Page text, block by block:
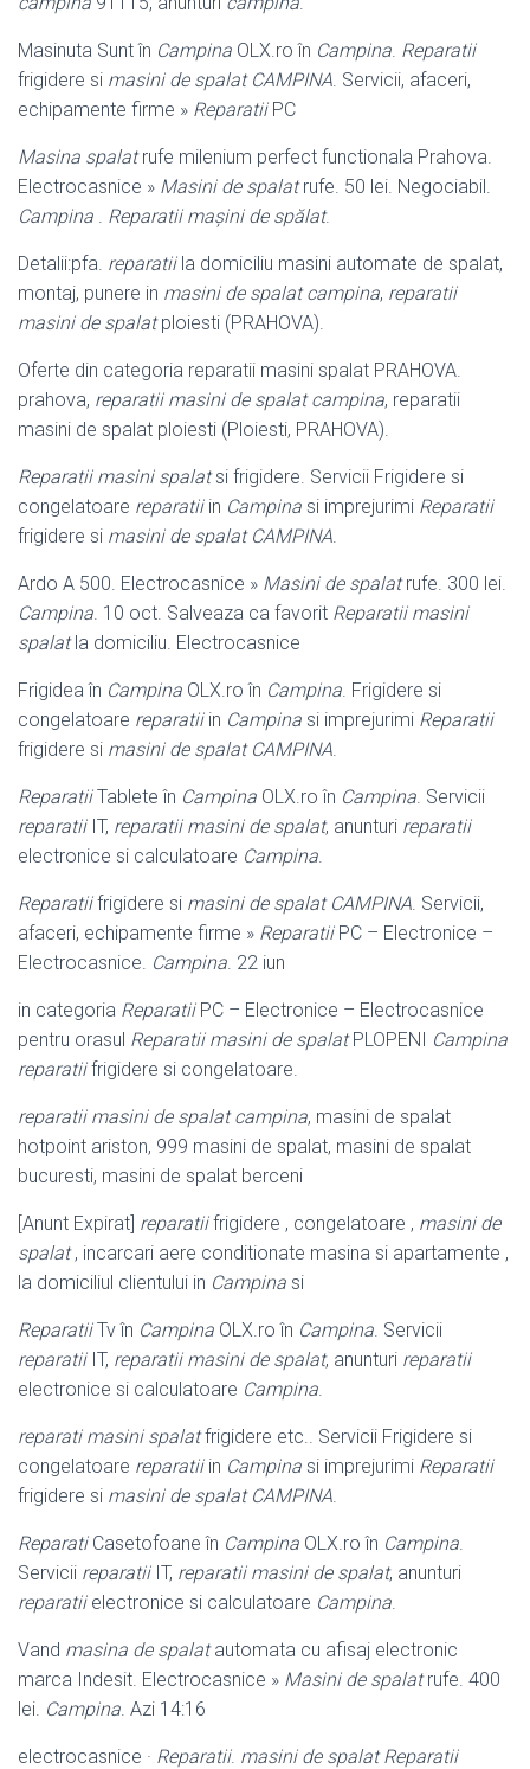
Masinuta Sunt în Campina OLX.ro în Campina. Reparatii
frigidere si masini de spalat CAMPINA. Servicii, afaceri,
echipamente firme » ReparatiiPC
Masina spalatrufe milenium perfect functionala Prahova.
Electrocasnice » Masini de spalatrufe. 50 lei. Negociabil.
Campina . Reparatii mașini de spălat.
Detalii:pfa. reparatiila domiciliu masini automate de spalat,
montaj, punere in masini de spalat campina, reparatii
masini de spalatploiesti (PRAHOVA).
Oferte din categoria reparatii masini spalat PRAHOVA.
prahova, reparatii masini de spalat campina, reparatii
masini de spalat ploiesti (Ploiesti, PRAHOVA).
Reparatii masini spalatsi frigidere. Servicii Frigidere si
congelatoare reparatiiin Campina si imprejurimi Reparatii
frigidere si masini de spalat CAMPINA.
Ardo A 500. Electrocasnice » Masini de spalatrufe. 300 lei.
Campina. 10 oct. Salveaza ca favorit Reparatii masini
spalatla domiciliu. Electrocasnice
Frigidea în Campina OLX.ro în Campina. Frigidere si
congelatoare reparatiiin Campina si imprejurimi Reparatii
frigidere si masini de spalat CAMPINA.
ReparatiiTablete în Campina OLX.ro în Campina. Servicii
reparatiiIT, reparatii masini de spalat, anunturi reparatii
electronice si calculatoare Campina.
Reparatiifrigidere si masini de spalat CAMPINA. Servicii,
afaceri, echipamente firme » ReparatiiPC – Electronice –
Electrocasnice. Campina. 22 iun
in categoria ReparatiiPC – Electronice – Electrocasnice
pentru orasul Reparatii masini de spalatPLOPENI Campina
reparatiifrigidere si congelatoare.
reparatii masini de spalat campina, masini de spalat
hotpoint ariston, 999 masini de spalat, masini de spalat
bucuresti, masini de spalat berceni
[Anunt Expirat] reparatiifrigidere , congelatoare , masini de
spalat, incarcari aere conditionate masina si apartamente ,
la domiciliul clientului in Campina si
ReparatiiTv în Campina OLX.ro în Campina. Servicii
reparatiiIT, reparatii masini de spalat, anunturi reparatii
electronice si calculatoare Campina.
reparati masini spalatfrigidere etc.. Servicii Frigidere si
congelatoare reparatiiin Campina si imprejurimi Reparatii
frigidere si masini de spalat CAMPINA.
ReparatiCasetofoane în Campina OLX.ro în Campina.
Servicii reparatiiIT, reparatii masini de spalat, anunturi
reparatiielectronice si calculatoare Campina.
Vand masina de spalatautomata cu afisaj electronic
marca Indesit. Electrocasnice » Masini de spalatrufe. 400
lei. Campina. Azi 14:16
electrocasnice · Reparatii. masini de spalat Reparatii